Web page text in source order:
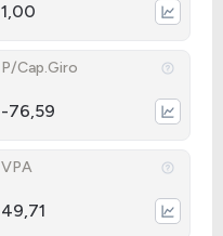
1,00
P/Cap.Giro
-76,59
VPA
49,71